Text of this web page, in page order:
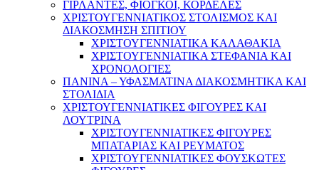
ΓΙΡΛΑΝΤΕΣ, ΦΙΟΓΚΟΙ, ΚΟΡΔΕΛΕΣ
ΧΡΙΣΤΟΥΓΕΝΝΙΑΤΙΚΟΣ ΣΤΟΛΙΣΜΟΣ ΚΑΙ
ΔΙΑΚΟΣΜΗΣΗ ΣΠΙΤΙΟΥ
ΧΡΙΣΤΟΥΓΕΝΝΙΑΤΙΚΑ ΚΑΛΑΘΑΚΙΑ
ΧΡΙΣΤΟΥΓΕΝΝΙΑΤΙΚΑ ΣΤΕΦΑΝΙΑ ΚΑΙ
ΧΡΟΝΟΛΟΓΙΕΣ
ΠΑΝΙΝΑ – ΥΦΑΣΜΑΤΙΝΑ ΔΙΑΚΟΣΜΗΤΙΚΑ ΚΑΙ
ΣΤΟΛΙΔΙΑ
ΧΡΙΣΤΟΥΓΕΝΝΙΑΤΙΚΕΣ ΦΙΓΟΥΡΕΣ ΚΑΙ
ΛΟΥΤΡΙΝΑ
ΧΡΙΣΤΟΥΓΕΝΝΙΑΤΙΚΕΣ ΦΙΓΟΥΡΕΣ
ΜΠΑΤΑΡΙΑΣ ΚΑΙ ΡΕΥΜΑΤΟΣ
ΧΡΙΣΤΟΥΓΕΝΝΙΑΤΙΚΕΣ ΦΟΥΣΚΩΤΕΣ